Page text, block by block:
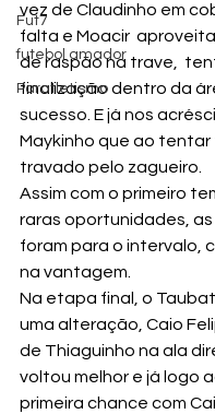
Fut7
futebol amador
Paratletismo
vez de Claudinho em
falta e Moacir
de raspão na trave,
finalização dentro da
sucesso. E já nos
Maykinho que ao tentar
travado pelo zagueiro.
Assim com o primeiro
raras oportunidades,
foram para o intervalo,
na vantagem.
Na etapa final, o
uma alteração, Caio
de Thiaguinho na ala
voltou melhor e já logo
primeira chance com